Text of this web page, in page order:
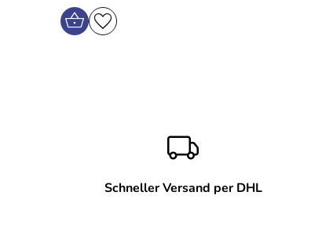
Schneller Versand per DHL